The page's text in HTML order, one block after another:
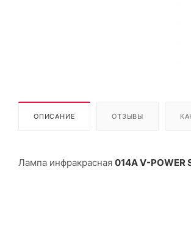
ОПИСАНИЕ ОТЗЫВЫ
Лампа инфракрасная 014А V-POWER